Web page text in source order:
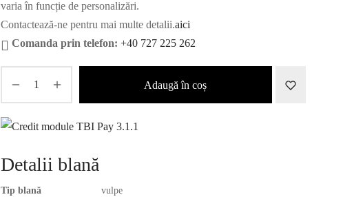
varia în funcție de personalizări.
Contactează-ne pentru mai multe detalii.aici
Comanda prin telefon: +40 727 225 262
Adaugă în coș
Detalii blană
Tip blană
vulpe